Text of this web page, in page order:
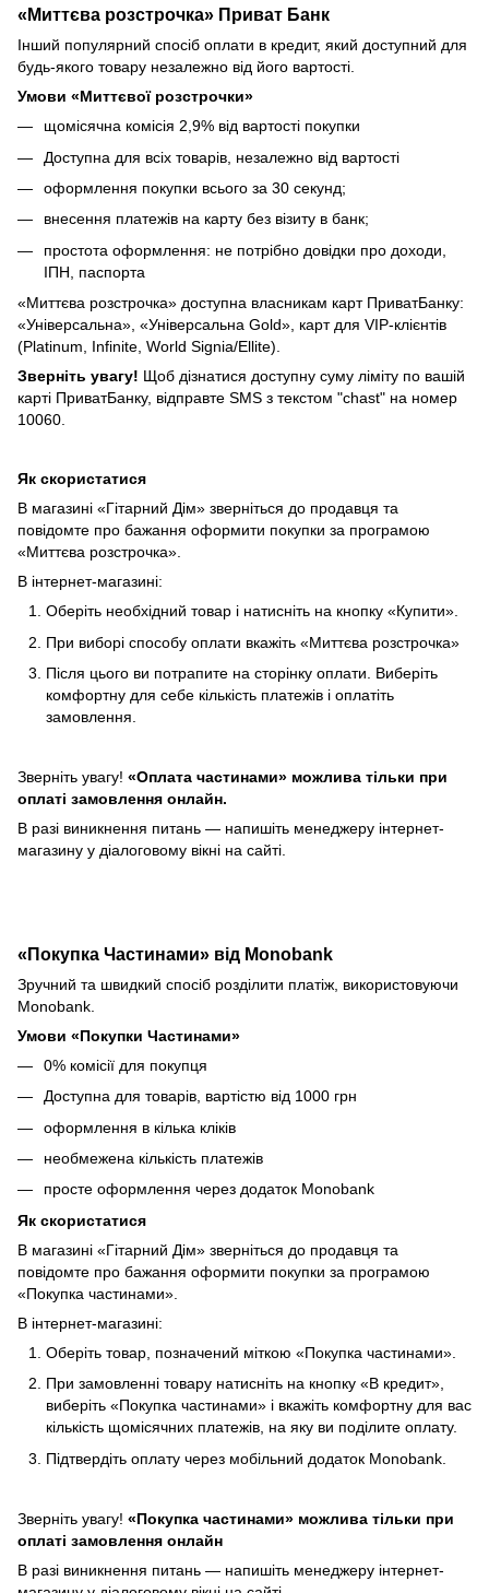
«Миттєва розстрочка» Приват Банк
Інший популярний спосіб оплати в кредит, який доступний для
будь-якого товару незалежно від його вартості.
Умови «Миттєвої розстрочки»
щомісячна комісія 2,9% від вартості покупки
Доступна для всіх товарів, незалежно від вартості
оформлення покупки всього за 30 секунд;
внесення платежів на карту без візиту в банк;
простота оформлення: не потрібно довідки про доходи,
ІПН, паспорта
«Миттєва розстрочка» доступна власникам карт ПриватБанку:
«Універсальна», «Універсальна Gold», карт для VIP-клієнтів
(Platinum, Infinite, World Signia/Ellite).
Зверніть увагу! Щоб дізнатися доступну суму ліміту по вашій
карті ПриватБанку, відправте SMS з текстом "chast" на номер
10060.
Як скористатися
В магазині «Гітарний Дім» зверніться до продавця та
повідомте про бажання оформити покупки за програмою
«Миттєва розстрочка».
В інтернет-магазині:
Оберіть необхідний товар і натисніть на кнопку «Купити».
При виборі способу оплати вкажіть «Миттєва розстрочка»
Після цього ви потрапите на сторінку оплати. Виберіть
комфортну для себе кількість платежів і оплатіть
замовлення.
Зверніть увагу! «Оплата частинами» можлива тільки при
оплаті замовлення онлайн.
В разі виникнення питань — напишіть менеджеру інтернет-
магазину у діалоговому вікні на сайті.
«Покупка Частинами» від Monobank
Зручний та швидкий спосіб розділити платіж, використовуючи
Monobank.
Умови «Покупки Частинами»
0% комісії для покупця
Доступна для товарів, вартістю від 1000 грн
оформлення в кілька кліків
необмежена кількість платежів
просте оформлення через додаток Monobank
Як скористатися
В магазині «Гітарний Дім» зверніться до продавця та
повідомте про бажання оформити покупки за програмою
«Покупка частинами».
В інтернет-магазині:
Оберіть товар, позначений міткою «Покупка частинами».
При замовленні товару натисніть на кнопку «В кредит»,
виберіть «Покупка частинами» і вкажіть комфортну для вас
кількість щомісячних платежів, на яку ви поділите оплату.
Підтвердіть оплату через мобільний додаток Monobank.
Зверніть увагу! «Покупка частинами» можлива тільки при
оплаті замовлення онлайн
В разі виникнення питань — напишіть менеджеру інтернет-